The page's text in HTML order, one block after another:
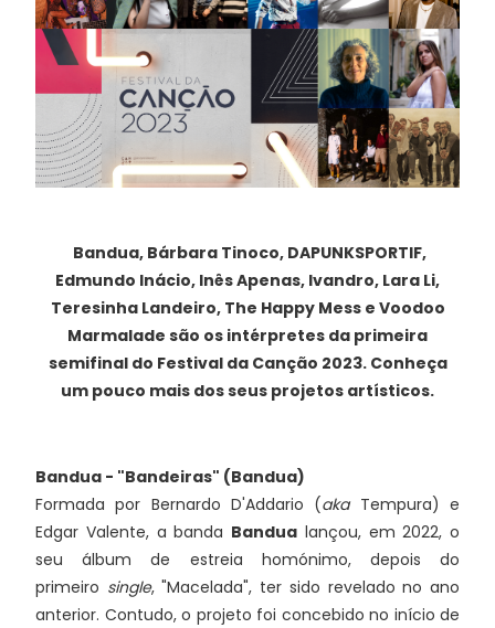
Bandua, Bárbara Tinoco, DAPUNKSPORTIF,
Edmundo Inácio, Inês Apenas, Ivandro, Lara Li,
Teresinha Landeiro, The Happy Mess e Voodoo
Marmalade são os intérpretes da primeira
semifinal do Festival da Canção 2023. Conheça
um pouco mais dos seus projetos artísticos.
Bandua - "Bandeiras" (Bandua)
Formada por Bernardo D'Addario (akaTempura) e
Edgar Valente, a banda Bandua lançou, em 2022, o
seu álbum de estreia homónimo, depois do
primeiro single, "Macelada", ter sido revelado no ano
anterior. Contudo, o projeto foi concebido no início de